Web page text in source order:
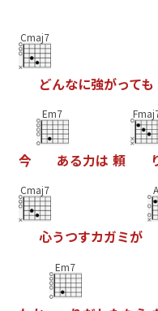
Cmaj7
どんなに強がっても
今
Em7
ある力は 頼
Cmaj7
心うつすカガミが
Em7